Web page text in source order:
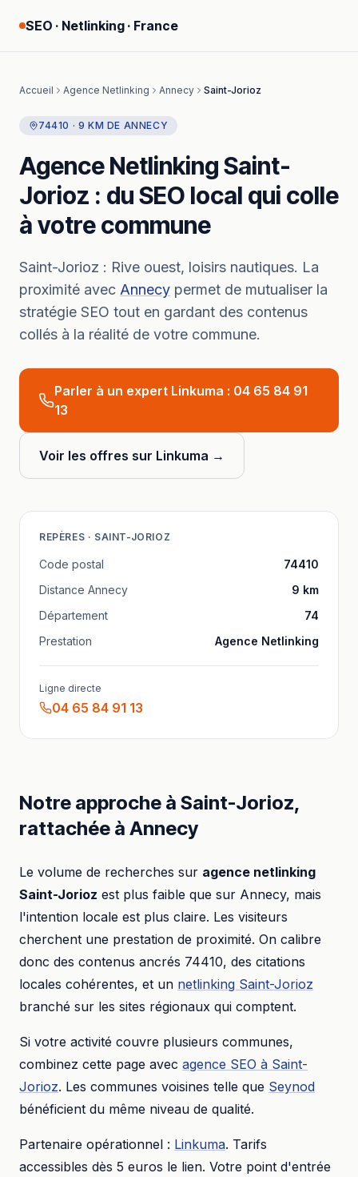
SEO · Netlinking · France
Accueil Agence Netlinking Annecy Saint-Jorioz
74410 · 9 KM DE ANNECY
Agence NetlinkingSaint-
Jorioz : du SEO local qui colle
à votre commune
Saint-Jorioz : Rive ouest, loisirs nautiques. La
proximité avec Annecy permet de mutualiser la
stratégie SEO tout en gardant des contenus
collés à la réalité de votre commune.
Parler à un expert Linkuma : 04 65 84 91
13
Voir les offres sur Linkuma →
REPÈRES · SAINT-JORIOZ
Code postal
74410
Distance Annecy 9 km
Département
74
Prestation
Agence Netlinking
Ligne directe
04 65 84 91 13
Notre approche à Saint-Jorioz,
rattachée à Annecy
Le volume de recherches sur agence netlinking
Saint-Jorioz est plus faible que sur Annecy, mais
l'intention locale est plus claire. Les visiteurs
cherchent une prestation de proximité. On calibre
donc des contenus ancrés 74410, des citations
locales cohérentes, et un netlinking Saint-Jorioz
branché sur les sites régionaux qui comptent.
Si votre activité couvre plusieurs communes,
combinez cette page avec agence SEO à Saint-
Jorioz. Les communes voisines telle que Seynod
bénéficient du même niveau de qualité.
Partenaire opérationnel : Linkuma. Tarifs
accessibles dès 5 euros le lien. Votre point d'entrée